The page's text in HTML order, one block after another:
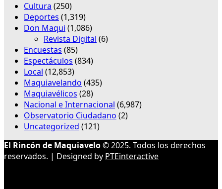
Cultura (250)
Deportes (1,319)
Don Maqui (1,086)
Revista Digital (6)
Encuestas (85)
Espectáculos (834)
Local (12,853)
Maquiavelando (435)
Maquiavélicos (28)
Nacional e Internacional (6,987)
Observatorio Ciudadano (2)
Uncategorized (121)
El Rincón de Maquiavelo© 2025. Todos los derechos
reservados. | Designed by PTEinteractive